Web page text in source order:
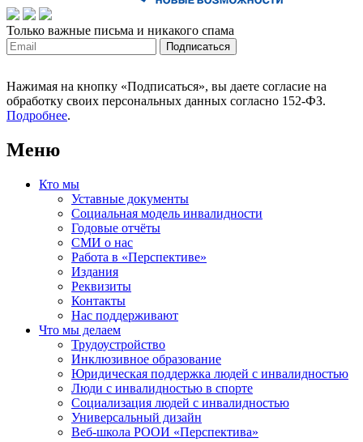
Только важные письма и никакого спама
Нажимая на кнопку «Подписаться», вы даете согласие на
обработку своих персональных данных согласно 152-ФЗ.
Подробнее.
Меню
Кто мы
Уставные документы
Социальная модель инвалидности
Годовые отчёты
СМИ о нас
Работа в «Перспективе»
Издания
Реквизиты
Контакты
Нас поддерживают
Что мы делаем
Трудоустройство
Инклюзивное образование
Юридическая поддержка людей с инвалидностью
Люди с инвалидностью в спорте
Социализация людей с инвалидностью
Универсальный дизайн
Веб-школа РООИ «Перспектива»